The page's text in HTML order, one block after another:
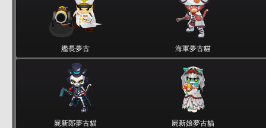
艦長夢古 海軍夢古貓
屍新郎夢古貓 屍新娘夢古貓